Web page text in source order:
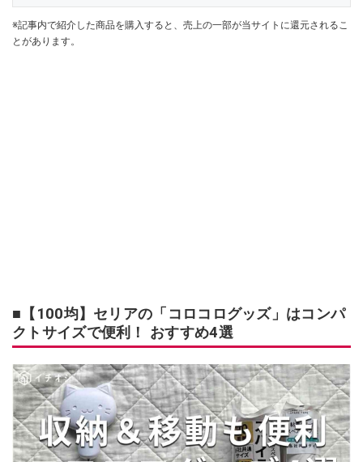
※記事内で紹介した商品を購入すると、売上の一部が当サイトに還元されるこ
とがあります。
■【100均】セリアの「コロコログッズ」はコンパ
クトサイズで便利！ おすすめ4選